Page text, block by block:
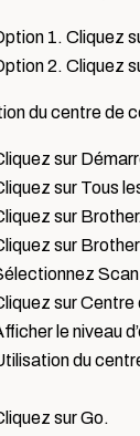
1. Cliquez
2. Cliquez
du centre de
sur
sur Tous
sur Brother.
sur
Scan
sur Centre
le niveau
du
sur Go.